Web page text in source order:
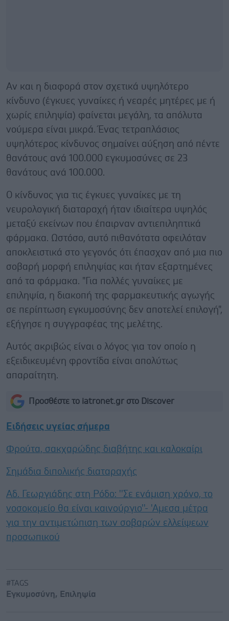
Αν και η διαφορά στον σχετικά υψηλότερο
κίνδυνο (έγκυες γυναίκες ή νεαρές μητέρες με ή
χωρίς επιληψία) φαίνεται μεγάλη, τα απόλυτα
νούμερα είναι μικρά. Ένας τετραπλάσιος
υψηλότερος κίνδυνος σημαίνει αύξηση από πέντε
θανάτους ανά 100.000 εγκυμοσύνες σε 23
θανάτους ανά 100.000.
Ο κίνδυνος για τις έγκυες γυναίκες με τη
νευρολογική διαταραχή ήταν ιδιαίτερα υψηλός
μεταξύ εκείνων που έπαιρναν αντιεπιληπτικά
φάρμακα. Ωστόσο, αυτό πιθανότατα οφειλόταν
αποκλειστικά στο γεγονός ότι έπασχαν από μια πιο
σοβαρή μορφή επιληψίας και ήταν εξαρτημένες
από τα φάρμακα. "Για πολλές γυναίκες με
επιληψία, η διακοπή της φαρμακευτικής αγωγής
σε περίπτωση εγκυμοσύνης δεν αποτελεί επιλογή",
εξήγησε η συγγραφέας της μελέτης.
Αυτός ακριβώς είναι ο λόγος για τον οποίο η
εξειδικευμένη φροντίδα είναι απολύτως
απαραίτητη.
Προσθέστε το iatronet.gr στο Discover
Ειδήσεις υγείας σήμερα
Φρούτα, σακχαρώδης διαβήτης και καλοκαίρι
Σημάδια διπολικής διαταραχής
Αδ. Γεωργιάδης στη Ρόδο: ''Σε ενάμιση χρόνο, το
νοσοκομείο θα είναι καινούργιο''- 'Αμεσα μέτρα
για την αντιμετώπιση των σοβαρών ελλείψεων
προσωπικού
#TAGS
Εγκυμοσύνη, Επιληψία